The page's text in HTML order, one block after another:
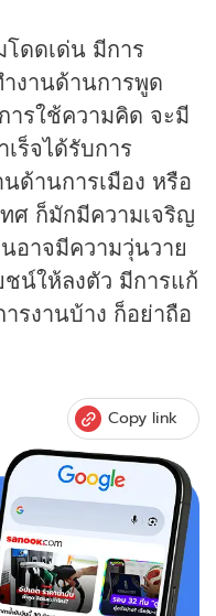
โดดเด่น มีการ
งานด้านการพูด
ารใช้ความคิด จะมี
ร็จได้รับการ
ด้านการเมือง หรือ
ศ ก็มักมีความเจริญ
อาจมีความวุ่นวาย
ชน์ให้ลงตัว มีการแก้
รงานบ้าง ก็อย่าถือ
Copy link